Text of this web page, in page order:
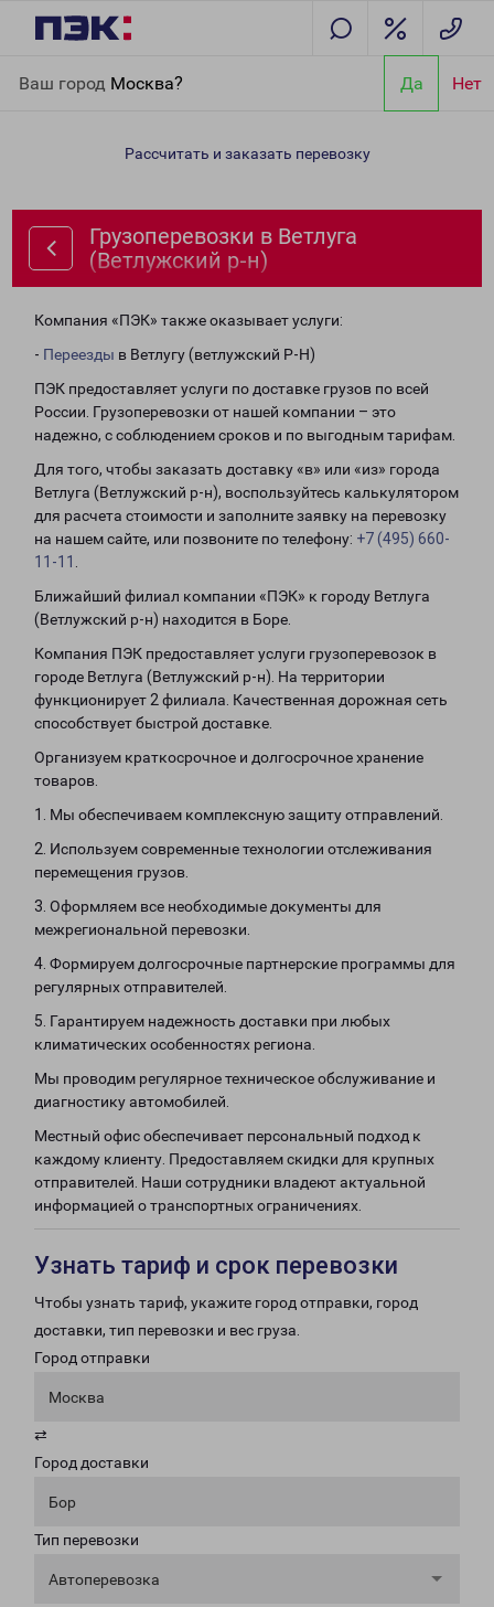
Ваш город Москва? Да Нет
р-н)
Рассчитать и заказать перевозку
Грузоперевозки в Ветлуга
(Ветлужский р-н)
Компания «ПЭК» также оказывает услуги:
- Переезды в Ветлугу (ветлужский Р-Н)
ПЭК предоставляет услуги по доставке грузов по всей
России. Грузоперевозки от нашей компании – это
надежно, с соблюдением сроков и по выгодным тарифам.
Для того, чтобы заказать доставку «в» или «из» города
Ветлуга (Ветлужский р-н), воспользуйтесь калькулятором
для расчета стоимости и заполните заявку на перевозку
на нашем сайте, или позвоните по телефону: +7 (495) 660-
11-11
Ближайший филиал компании «ПЭК» к городу Ветлуга
(Ветлужский р-н) находится в Боре.
Компания ПЭК предоставляет услуги грузоперевозок в
городе Ветлуга (Ветлужский р-н). На территории
функционирует 2 филиала. Качественная дорожная сеть
способствует быстрой доставке.
Организуем краткосрочное и долгосрочное хранение
товаров.
1. Мы обеспечиваем комплексную защиту отправлений.
2. Используем современные технологии отслеживания
перемещения грузов.
3. Оформляем все необходимые документы для
межрегиональной перевозки.
4. Формируем долгосрочные партнерские программы для
регулярных отправителей.
5. Гарантируем надежность доставки при любых
климатических особенностях региона.
Мы проводим регулярное техническое обслуживание и
диагностику автомобилей.
Местный офис обеспечивает персональный подход к
каждому клиенту. Предоставляем скидки для крупных
отправителей. Наши сотрудники владеют актуальной
информацией о транспортных ограничениях.
Узнать тариф и срок перевозки
Чтобы узнать тариф, укажите город отправки, город
доставки, тип перевозки и вес груза.
Город отправки
Москва
⇄
Город доставки
Бор
Тип перевозки
Автоперевозка